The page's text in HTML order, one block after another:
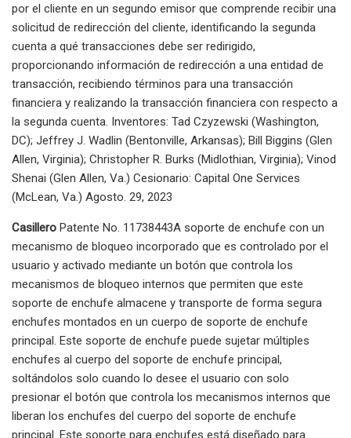
por el cliente en un segundo emisor que comprende recibir una
solicitud de redirección del cliente, identificando la segunda
cuenta a qué transacciones debe ser redirigido,
proporcionando información de redirección a una entidad de
transacción, recibiendo términos para una transacción
financiera y realizando la transacción financiera con respecto a
la segunda cuenta. Inventores: Tad Czyzewski (Washington,
DC); Jeffrey J. Wadlin (Bentonville, Arkansas); Bill Biggins (Glen
Allen, Virginia); Christopher R. Burks (Midlothian, Virginia); Vinod
Shenai (Glen Allen, Va.) Cesionario: Capital One Services
(McLean, Va.) Agosto. 29, 2023
Casillero Patente No. 11738443A soporte de enchufe con un
mecanismo de bloqueo incorporado que es controlado por el
usuario y activado mediante un botón que controla los
mecanismos de bloqueo internos que permiten que este
soporte de enchufe almacene y transporte de forma segura
enchufes montados en un cuerpo de soporte de enchufe
principal. Este soporte de enchufe puede sujetar múltiples
enchufes al cuerpo del soporte de enchufe principal,
soltándolos solo cuando lo desee el usuario con solo
presionar el botón que controla los mecanismos internos que
liberan los enchufes del cuerpo del soporte de enchufe
principal. Este soporte para enchufes está diseñado para